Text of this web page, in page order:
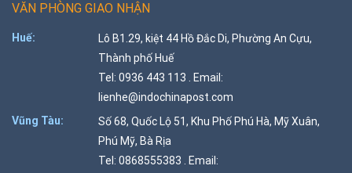
VĂN PHÒNG GIAO NHẬN
Huế:
Lô B1.29, kiệt 44 Hồ Đắc Di, Phường An Cựu,
Thành phố Huế
Tel: 0936 443 113 . Email:
lienhe@indochinapost.com
Vũng Tàu:
Số 68, Quốc Lộ 51, Khu Phố Phú Hà, Mỹ Xuân,
Phú Mỹ, Bà Rịa
Tel: 0868555383 . Email: